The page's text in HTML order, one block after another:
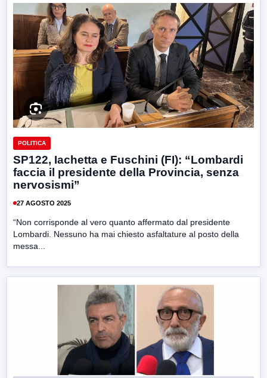
POLITICA
SP122, Iachetta e Fuschini (FI): “Lombardi
faccia il presidente della Provincia, senza
nervosismi”
27 AGOSTO 2025
“Non corrisponde al vero quanto affermato dal presidente
Lombardi. Nessuno ha mai chiesto asfaltature al posto della
messa...